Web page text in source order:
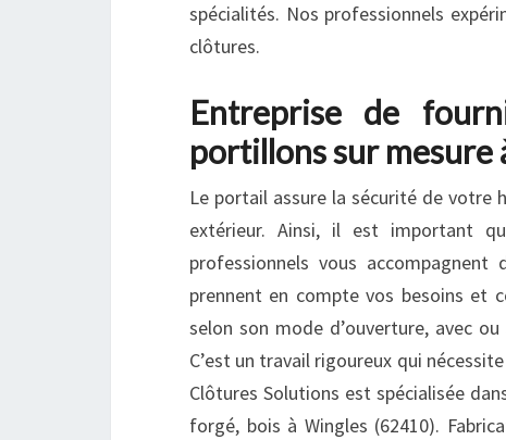
spécialités. Nos professionnels
clôtures.
Entreprise de
portillons sur mesure
Le portail assure la sécurité de
extérieur. Ainsi, il est important
professionnels vous
prennent en compte vos besoins et
selon son mode d’ouverture, avec
C’est un travail rigoureux qui
Clôtures Solutions est spécialisée
forgé, bois à Wingles (62410).